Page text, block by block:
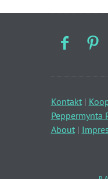
Kontakt|
Peppermynta
About|